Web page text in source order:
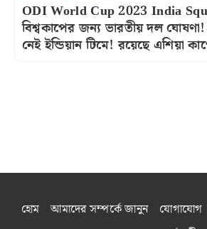
ODI World Cup 2023 India
বিশ্বকাপের জন্য ভারতীয় দল
নেই ইন্ডিয়ান টিমে! রয়েছে এশিয়া
হোম আমাদের সম্পর্কে জানুন যোগাযোগ